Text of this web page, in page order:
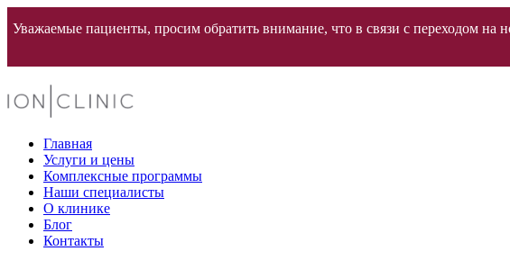
Уважаемые пациенты, просим обратить внимание, что в связи с переходом на
Главная
Услуги и цены
Комплексные программы
Наши специалисты
О клинике
Блог
Контакты